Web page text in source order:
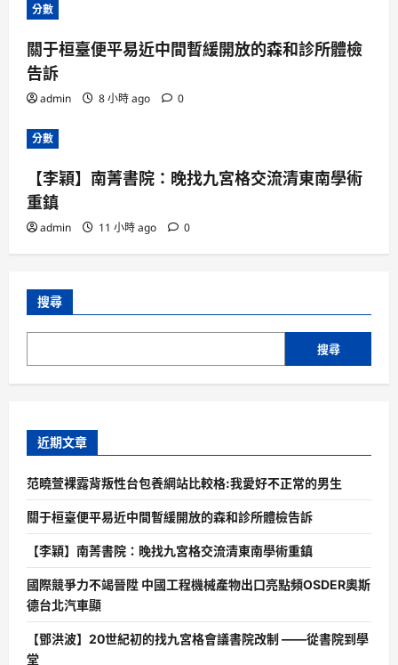
分數
關于桓臺便平易近中間暫緩開放的森和診所體檢
告訴
admin 8 小時 ago 0
分數
【李穎】南菁書院：晚找九宮格交流清東南學術
重鎮
admin 11 小時 ago 0
搜尋
搜尋
近期文章
范曉萱裸露背叛性台包養網站比較格:我愛好不正常的男生
關于桓臺便平易近中間暫緩開放的森和診所體檢告訴
【李穎】南菁書院：晚找九宮格交流清東南學術重鎮
國際競爭力不竭晉陞 中國工程機械產物出口亮點頻OSDER奧斯
德台北汽車顯
【鄧洪波】20世紀初的找九宮格會議書院改制 ——從書院到學
堂